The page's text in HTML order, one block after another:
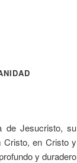
de Jesucristo, su
Cristo, en Cristo y
y duradero